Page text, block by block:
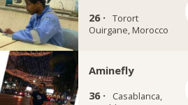
26 · Torort
Ouirgane, Morocco
Aminefly
36 ·
Casablanca,